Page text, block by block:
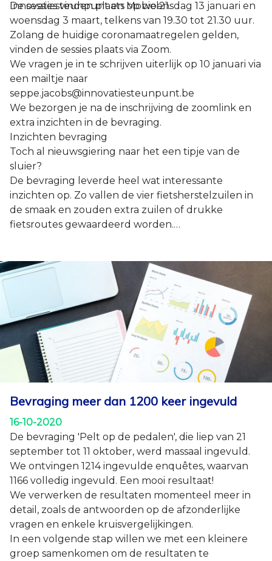
Innovatiesteunpunt en Mobiel21.
De sessies vinden plaats op woensdag 13 januari en
woensdag 3 maart, telkens van 19.30 tot 21.30 uur.
Zolang de huidige coronamaatregelen gelden,
vinden de sessies plaats via Zoom.
We vragen je in te schrijven uiterlijk op 10 januari via
een mailtje naar
seppe.jacobs@innovatiesteunpunt.be
We bezorgen je na de inschrijving de zoomlink en
extra inzichten in de bevraging.
Inzichten bevraging
Toch al nieuwsgiering naar het een tipje van de
sluier?
De bevraging leverde heel wat interessante
inzichten op. Zo vallen de vier fietsherstelzuilen in
de smaak en zouden extra zuilen of drukke
fietsroutes gewaardeerd worden.
zijn. Opvallend is ook dat veel mensen graag meer
zouden willen fietsen, maar dat ze het niet doen
omdat er een klein defect is aan hun fiets.
Bevraging meer dan 1200 keer ingevuld
16-10-2020
De bevraging 'Pelt op de pedalen', die liep van 21
september tot 11 oktober, werd massaal ingevuld.
We ontvingen 1214 ingevulde enquêtes, waarvan
1166 volledig ingevuld. Een mooi resultaat!
We verwerken de resultaten momenteel meer in
detail, zoals de antwoorden op de afzonderlijke
vragen en enkele kruisvergelijkingen.
In een volgende stap willen we met een kleinere
groep samenkomen om de resultaten te